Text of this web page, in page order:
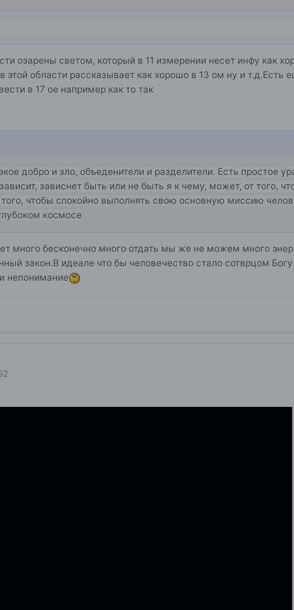
озарены светом, который в 11 измерении несет инфу как
области рассказывает как хорошо в 13 ом ну и т.д.Есть
в 17 ое например как то так
добро и зло, объеденители и разделители. Есть простое
зависнет быть или не быть я к чему, может, от того,
чтобы спокойно выполнять свою основную миссию
космосе
много бесконечно много отдать мы же не можем много
закон.В идеале что бы человечество стало сотврцом
непонимание